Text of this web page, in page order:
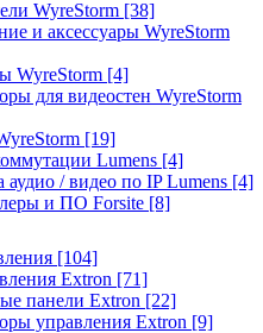
WyreStorm [38]
и аксессуары WyreStorm
WyreStorm [4]
для видеостен WyreStorm
[19]
Lumens [4]
аудио / видео по IP Lumens [4]
и ПО Forsite [8]
[104]
Extron [71]
панели Extron [22]
управления Extron [9]